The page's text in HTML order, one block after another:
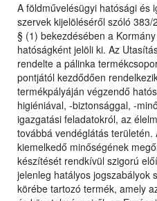
A földművelésügyi hatósági és
szervek kijelöléséről szóló
§ (1) bekezdésében a
hatóságként jelöli ki. Az
rendelte a pálinka
pontjától kezdődően
termékpályáján végzendő
higiéniával, -biztonsággal, -
igazgatási feladatokról, az
továbbá vendéglátás
kiemelkedő minőségének
készítését rendkívül szigorú
jelenleg hatályos jogszabályok
körébe tartozó termék, amely